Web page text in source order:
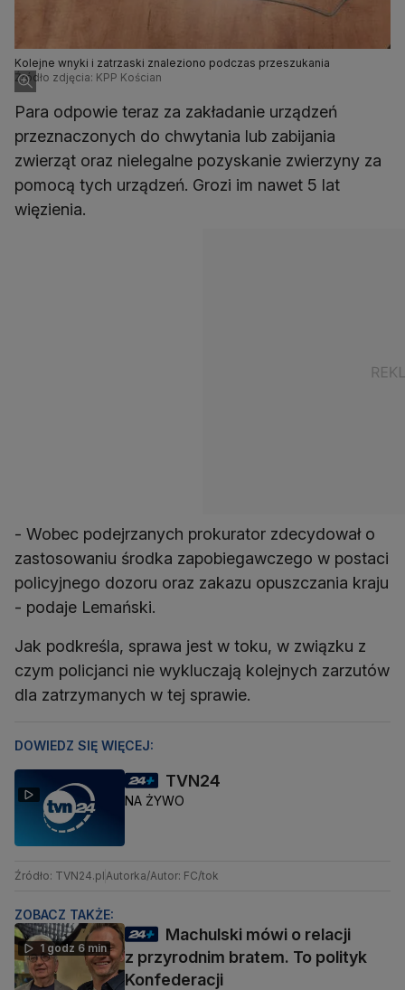
Kolejne wnyki i zatrzaski znaleziono podczas przeszukania
Źródło zdjęcia: KPP Kościan
Para odpowie teraz za zakładanie urządzeń
przeznaczonych do chwytania lub zabijania
zwierząt oraz nielegalne pozyskanie zwierzyny za
pomocą tych urządzeń. Grozi im nawet 5 lat
więzienia.
- Wobec podejrzanych prokurator zdecydował o
zastosowaniu środka zapobiegawczego w postaci
policyjnego dozoru oraz zakazu opuszczania kraju
- podaje Lemański.
Jak podkreśla, sprawa jest w toku, w związku z
czym policjanci nie wykluczają kolejnych zarzutów
dla zatrzymanych w tej sprawie.
DOWIEDZ SIĘ WIĘCEJ:
TVN24
NA ŻYWO
Źródło: TVN24.pl Autorka/Autor: FC/tok
ZOBACZ TAKŻE:
1 godz 6 min
Machulski mówi o relacji
z przyrodnim bratem. To polityk
Konfederacji